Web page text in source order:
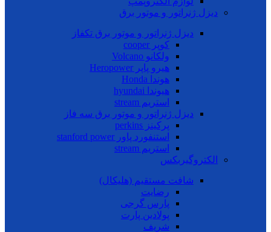
دیزل ژنراتور و موتور برق
دیزل ژنراتور و موتور برق تکفاز
کوپر cooper
ولکانو Volcano
هیرو پاپر Heropower
هوندا Honda
هیوندا hyundai
استریم stream
دیزل ژنراتور و موتور برق سه فاز
پرکینز perkins
استنفورد پاور stanford power
استریم stream
الکتروگیربکس
شافت مستقیم (هلیکال)
رضایت
پارس گرجی
پولادین پارت
شریف